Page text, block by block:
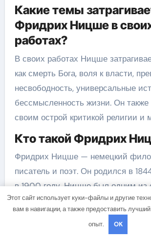
Какие темы
Фридрих Ницше в
работах?
В своих работах Ницше
как смерть Бога, воля к власти,
несвободность, универсальные
бессмысленность жизни. Он также
своим острой критикой религии и
Кто такой Фридрих
Фридрих Ницше — немецкий
писатель и поэт. Он родился в
в 1900 году. Ницше был одним из
влиятельных мыслителей своего
оказал огромное влияние на
литературу и культуру в целом.
Этот сайт использует куки-файлы и другие
вам в навигации, а также предоставить
опыт.
OK